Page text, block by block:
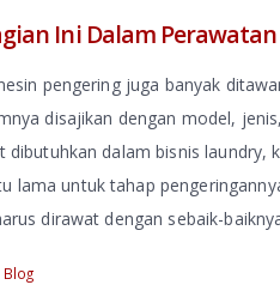
Ini Dalam
pengering juga banyak
disajikan dengan model,
dibutuhkan dalam bisnis
lama untuk tahap
dirawat dengan sebaik-
Blog